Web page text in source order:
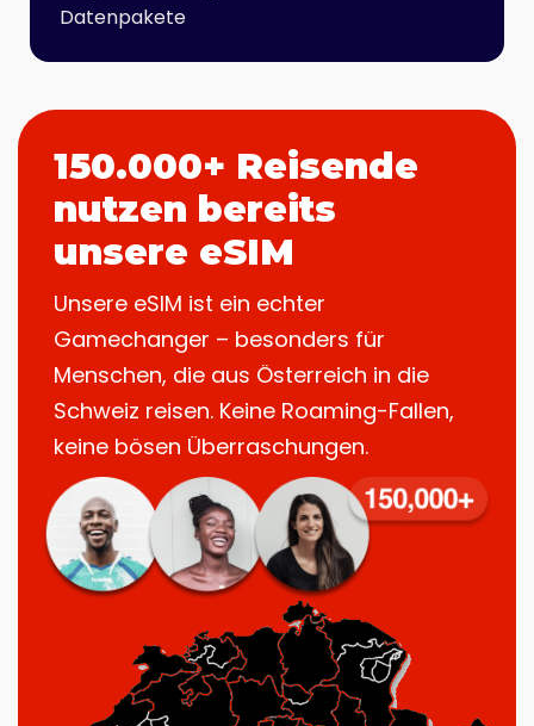
Datenpakete
150.000+ Reisende
nutzen bereits
unsere eSIM
Unsere eSIM ist ein echter
Gamechanger – besonders für
Menschen, die aus Österreich in die
Schweiz reisen. Keine Roaming-Fallen,
keine bösen Überraschungen.